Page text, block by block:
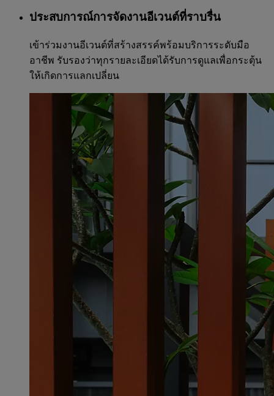
ประสบการณ์การจัดงานอีเวนต์ที่ราบรื่น
เข้าร่วมงานอีเวนต์ที่สร้างสรรค์พร้อมบริการระดับมือ
อาชีพ รับรองว่าทุกรายละเอียดได้รับการดูแลเพื่อกระตุ้น
ให้เกิดการแลกเปลี่ยน